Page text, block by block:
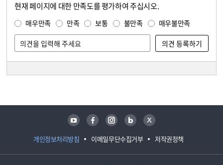
현재 페이지에 대한 만족도를 평가하여 주십시오.
매우만족 만족 보통 불만족 매우불만족
개인정보처리방침 이메일무단수집거부 저작권정책
유튜브 페이스북 인스타그램 블로그 트위터